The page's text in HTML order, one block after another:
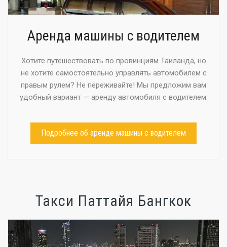
Аренда машины с водителем
Хотите путешествовать по провинциям Таиланда, но
не хотите самостоятельно управлять автомобилем с
правым рулем? Не переживайте! Мы предложим вам
удобный вариант — аренду автомобиля с водителем.
Подробнее об аренде машины с водителем
Такси Паттайя Бангкок